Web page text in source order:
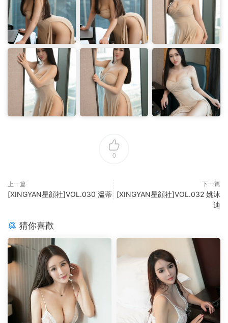
0
上一篇
[XINGYAN星顔社]VOL.030 溫蒂
下一篇
[XINGYAN星顔社]VOL.032 姚沐
迪
猜你喜歡